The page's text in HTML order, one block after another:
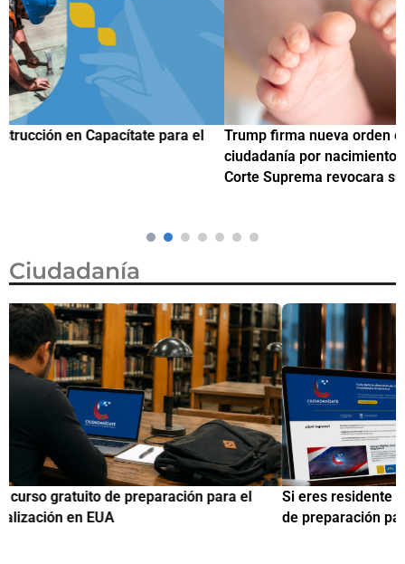
Trump firma nueva orden ejecutiva para restringir la
ciudadanía por nacimiento, semanas después de que la
Corte Suprema revocara su primer intento
Ciudadanía
Si eres residente ingresa a Ciudadanízate, el curso gratuito
de preparación para el examen de naturalización en EUA